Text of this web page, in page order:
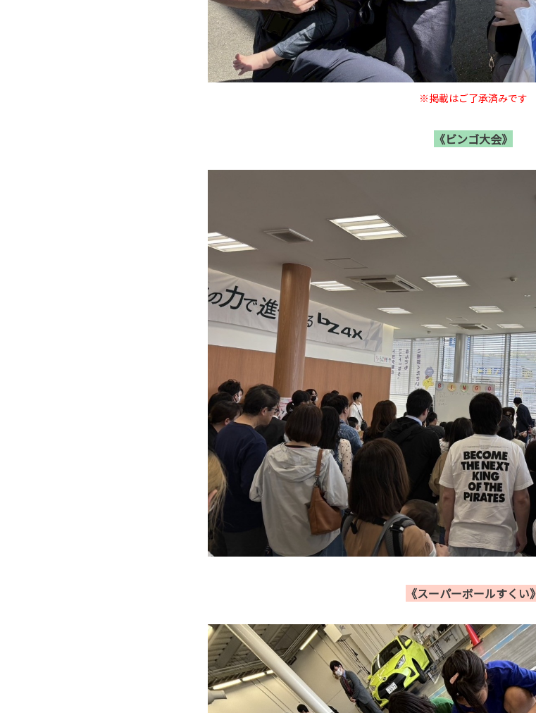
※掲載はご了承済みです
《ビンゴ大会》
《スーパーボールすくい》